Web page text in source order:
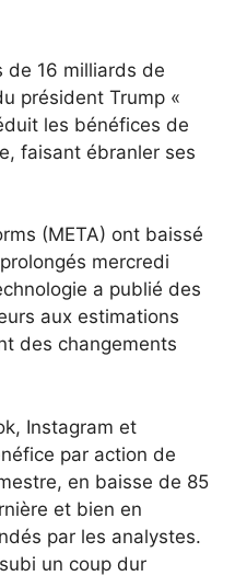
de 16 milliards de
président Trump «
les bénéfices de
faisant ébranler ses
(META) ont baissé
mercredi
a publié des
aux estimations
des changements
Instagram et
par action de
en baisse de 85
et bien en
par les analystes.
un coup dur